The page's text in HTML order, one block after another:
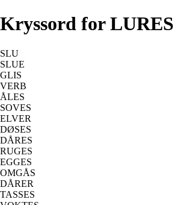
Kryssord for LURES
SLU
SLUE
GLIS
VERB
ÅLES
SOVES
ELVER
DØSES
DÅRES
RUGES
EGGES
OMGÅS
DÅRER
TASSES